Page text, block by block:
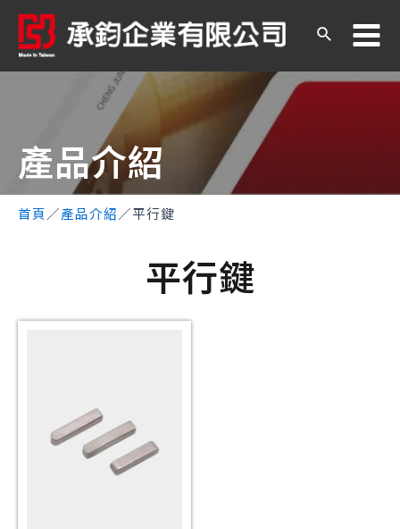
產品介紹​
首頁／產品介紹／平行鍵
平行鍵